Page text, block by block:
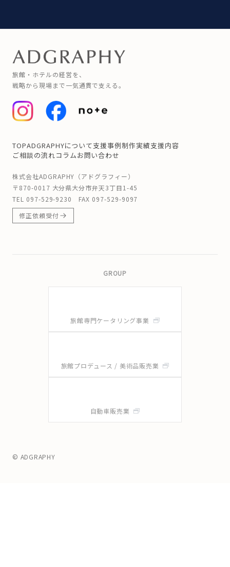
旅館・ホテルの経営を、
戦略から現場まで一気通貫で支える。
TOPADGRAPHYについて支援事例制作実績支援内容
ご相談の流れコラムお問い合わせ
株式会社ADGRAPHY（アドグラフィー）
〒870-0017 大分県大分市弁天3丁目1-45
TEL 097-529-9230
FAX 097-529-9097
修正依頼受付
GROUP
旅館専門ケータリング事業
旅館プロデュース / 美術品販売業
自動車販売業
© ADGRAPHY